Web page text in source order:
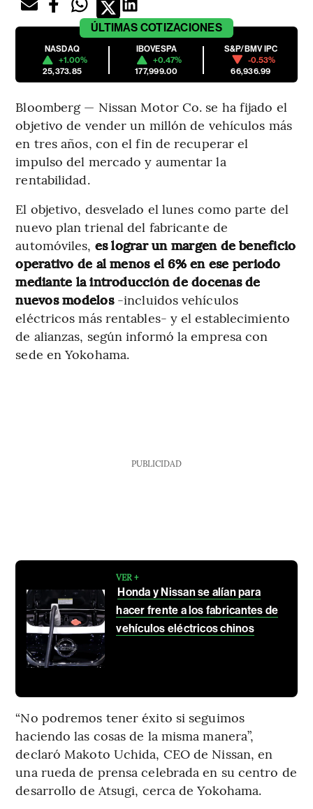
ÚLTIMAS COTIZACIONES
NASDAQ
+1.00%
25,373.85
IBOVESPA
+0.47%
177,999.00
S&P/BMV IPC
-0.53%
66,936.99
Bloomberg — Nissan Motor Co. se ha fijado el
objetivo de vender un millón de vehículos más
en tres años, con el fin de recuperar el
impulso del mercado y aumentar la
rentabilidad.
El objetivo, desvelado el lunes como parte del
nuevo plan trienal del fabricante de
automóviles, es lograr un margen de beneficio
operativo de al menos el 6% en ese periodo
mediante la introducción de docenas de
nuevos modelos -incluidos vehículos
eléctricos más rentables- y el establecimiento
de alianzas, según informó la empresa con
sede en Yokohama.
PUBLICIDAD
VER +
Honda y Nissan se alían para
hacer frente a los fabricantes de
vehículos eléctricos chinos
“No podremos tener éxito si seguimos
haciendo las cosas de la misma manera”,
declaró Makoto Uchida, CEO de Nissan, en
una rueda de prensa celebrada en su centro de
desarrollo de Atsugi, cerca de Yokohama.